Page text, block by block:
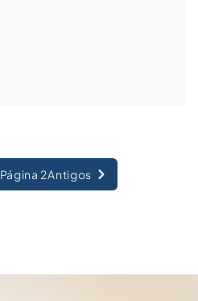
Página 2Antigos